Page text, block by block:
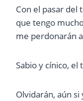
Con el pasar del
que tengo
me perdonarán
Sabio y cínico,
Olvidarán, aún